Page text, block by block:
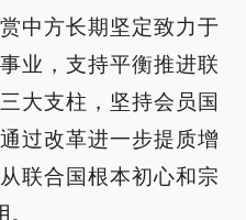
中方长期坚定致力于
业，支持平衡推进联
大支柱，坚持会员国
过改革进一步提质增
联合国根本初心和宗